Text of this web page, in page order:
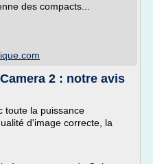
des compacts...
2 : notre avis
toute la puissance
d'image correcte, la